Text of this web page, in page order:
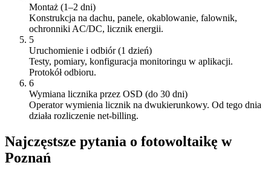
Montaż (1–2 dni)
Konstrukcja na dachu, panele, okablowanie, falownik,
ochronniki AC/DC, licznik energii.
5
Uruchomienie i odbiór (1 dzień)
Testy, pomiary, konfiguracja monitoringu w aplikacji.
Protokół odbioru.
6
Wymiana licznika przez OSD (do 30 dni)
Operator wymienia licznik na dwukierunkowy. Od tego dnia
działa rozliczenie net-billing.
Najczęstsze pytania o fotowoltaikę w
Poznań